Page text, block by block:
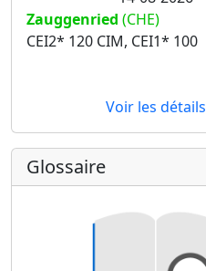
Zauggenried (CHE)
CEI2* 120 CIM, CEI1* 100
Voir les détails
Glossaire